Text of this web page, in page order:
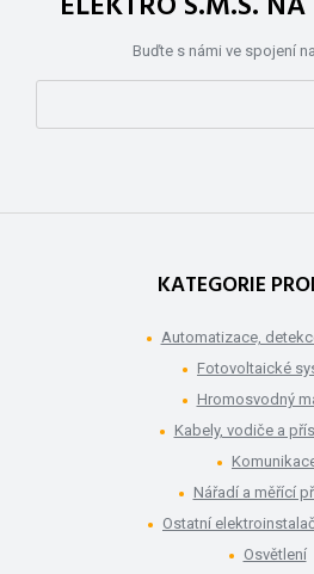
Buďte s námi ve spojení
KATEGORIE
Automatizace,
Fotovoltaické
Hromosvodný
Kabely, vodiče a
Nářadí a měřící
Ostatní
Osvětlení